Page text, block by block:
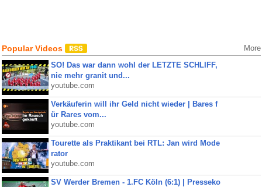
Popular Videos More
SO! Das war dann wohl der LETZTE SCHLIFF,
nie mehr granit und...
youtube.com
Verkäuferin will ihr Geld nicht wieder | Bares f
ür Rares vom...
youtube.com
Tourette als Praktikant bei RTL: Jan wird Mode
rator
youtube.com
SV Werder Bremen - 1.FC Köln (6:1) | Presseko